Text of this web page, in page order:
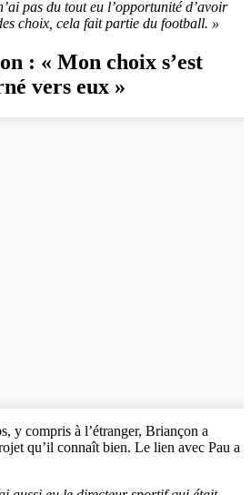
pas du tout eu l’opportunité d’avoir
choix, cela fait partie du football. »
: « Mon choix s’est
vers eux »
y compris à l’étranger, Briançon a
qu’il connaît bien. Le lien avec Pau a